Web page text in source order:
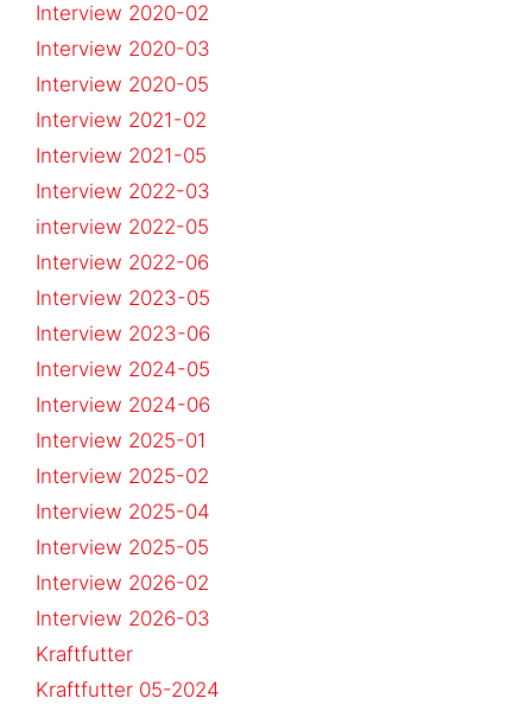
Interview 2020-02
Interview 2020-03
Interview 2020-05
Interview 2021-02
Interview 2021-05
Interview 2022-03
interview 2022-05
Interview 2022-06
Interview 2023-05
Interview 2023-06
Interview 2024-05
Interview 2024-06
Interview 2025-01
Interview 2025-02
Interview 2025-04
Interview 2025-05
Interview 2026-02
Interview 2026-03
Kraftfutter
Kraftfutter 05-2024